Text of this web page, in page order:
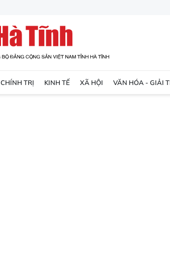
CHÍNH TRỊ KINH TẾ XÃ HỘI VĂN HÓA - GIẢI